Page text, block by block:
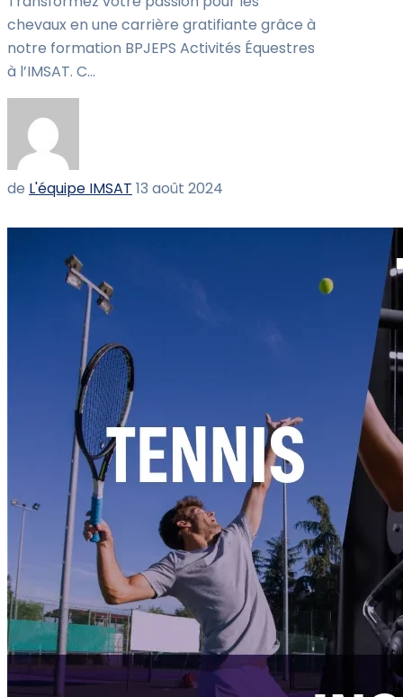
chevaux en une carrière gratifiante grâce à
notre formation BPJEPS Activités Équestres
à l’IMSAT. C...
de L'équipe IMSAT 13 août 2024